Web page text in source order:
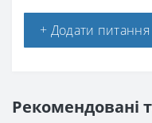
+ Додати питання
Рекомендовані